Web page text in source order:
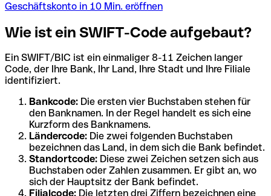
Geschäftskonto in 10 Min. eröffnen
Wie ist ein SWIFT-Code aufgebaut?
Ein SWIFT/BIC ist ein einmaliger 8-11 Zeichen langer
Code, der Ihre Bank, Ihr Land, Ihre Stadt und Ihre Filiale
identifiziert.
Bankcode: Die ersten vier Buchstaben stehen für
den Banknamen. In der Regel handelt es sich eine
Kurzform des Banknamens.
Ländercode: Die zwei folgenden Buchstaben
bezeichnen das Land, in dem sich die Bank befindet.
Standortcode: Diese zwei Zeichen setzen sich aus
Buchstaben oder Zahlen zusammen. Er gibt an, wo
sich der Hauptsitz der Bank befindet.
Filialcode: Die letzten drei Ziffern bezeichnen eine